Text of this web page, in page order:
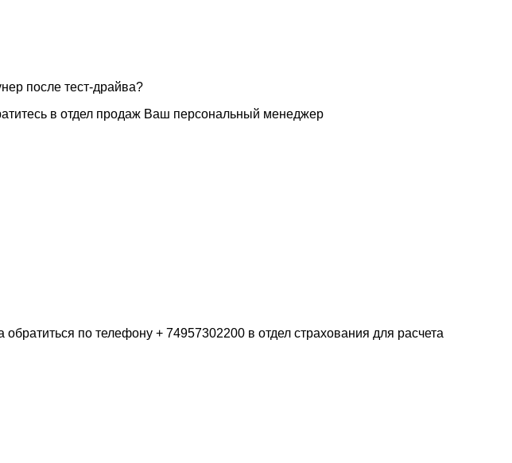
после тест-драйва?
в отдел продаж Ваш персональный менеджер
по телефону + 74957302200 в отдел страхования для расчета